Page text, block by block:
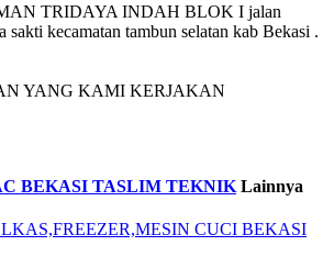
TRIDAYA INDAH BLOK I jalan
sakti kecamatan tambun selatan kab Bekasi .
YANG KAMI KERJAKAN
BEKASI TASLIM TEKNIK Lainnya